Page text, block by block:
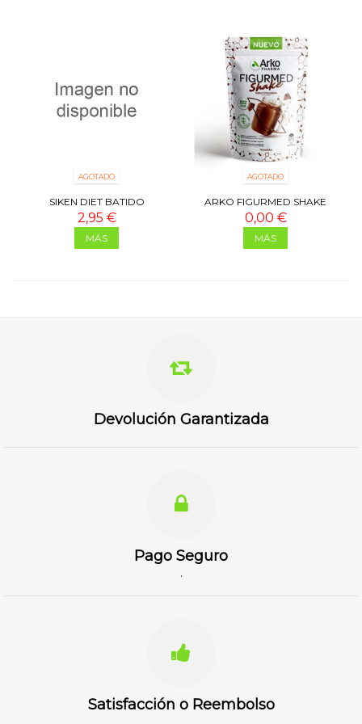
AGOTADO
SIKEN DIET BATIDO
SUSTITUTIVO
CAFE&CAPUCCINO 325 ML
2,95 €
MÁS
AGOTADO
ARKO FIGURMED SHAKE
CHOCOLATE 350G
0,00 €
MÁS
Devolución Garantizada
Pago Seguro
.
Satisfacción o Reembolso